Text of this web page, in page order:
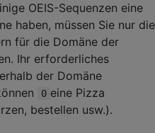
OEIS-Sequenzen eine
haben, müssen Sie nur die
für die Domäne der
Ihr erforderliches
der Domäne
0 eine Pizza
bestellen usw.).